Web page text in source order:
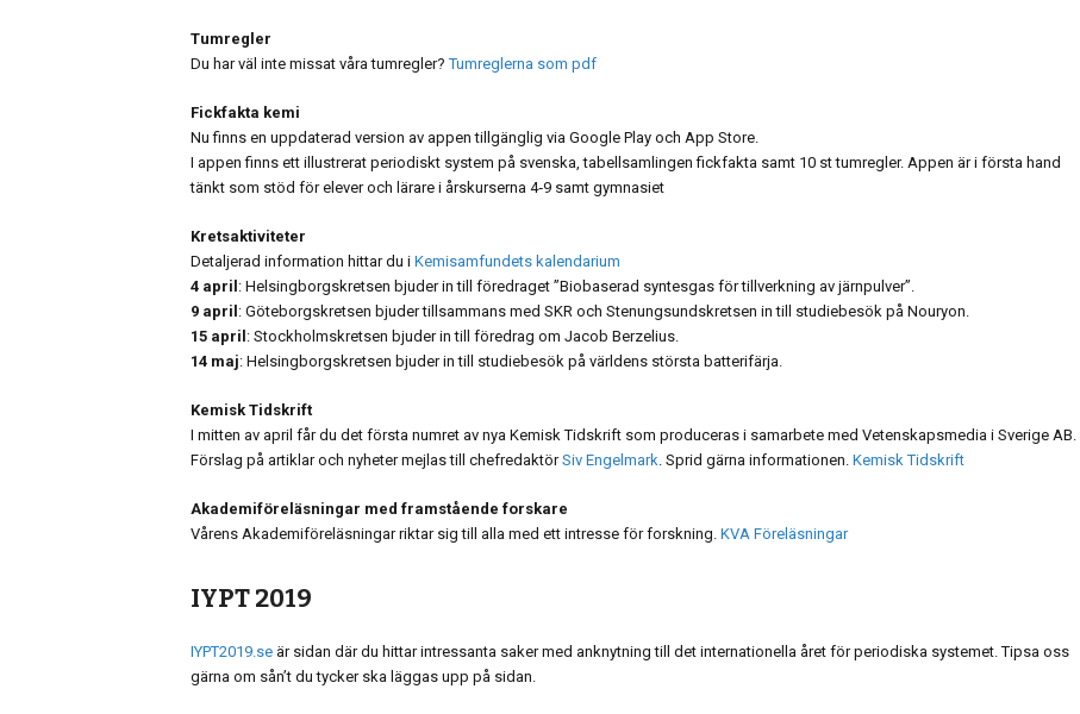
Tumregler
Du har väl inte missat våra tumregler?Tumreglerna som pdf
Fickfakta kemi
Nu finns en uppdaterad version av appen tillgänglig via Google Play och App Store.
I appen finns ett illustrerat periodiskt system på svenska, tabellsamlingen fickfakta samt 10 st tumregler. Appen är i första hand
tänkt som stöd för elever och lärare i årskurserna 4‑9 samt gymnasiet
Kretsaktiviteter
Detaljerad information hittar du i Kemisamfundets kalendarium
4 april: Helsingborgskretsen bjuder in till föredraget ”Biobaserad syntesgas för tillverkning av järnpulver”.
9 april: Göteborgskretsen bjuder tillsammans med SKR och Stenungsundskretsen in till studiebesök på Nouryon.
15 april: Stockholmskretsen bjuder in till föredrag om Jacob Berzelius.
14 maj: Helsingborgskretsen bjuder in till studiebesök på världens största batterifärja.
Kemisk Tidskrift
I mitten av april får du det första numret av nya Kemisk Tidskrift som produceras i samarbete med Vetenskapsmedia i Sverige AB.
Förslag på artiklar och nyheter mejlas till chefredaktörSiv Engelmark . Sprid gärna informationen. Kemisk Tidskrift
Akademiföreläsningar med framstående forskare
Vårens Akademiföreläsningar riktar sig till alla med ett intresse för forskning. KVA Föreläsningar
IYPT 2019
IYPT2019.se är sidan där du hittar intressanta saker med anknytning till det internationella året för periodiska systemet. Tipsa oss
gärna om sån’t du tycker ska läggas upp på sidan.